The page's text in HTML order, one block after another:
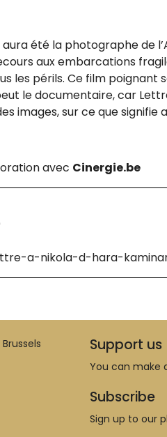
été la pho­to­graphe de
aux embar­ca­tions
les périls. Ce film poi­gnant
le docu­men­taire, car
images, sur ce que signi­fie
avec Cinergie.be
a-nikola-d-hara-
Support us
You can make
Subscribe
Sign up to our